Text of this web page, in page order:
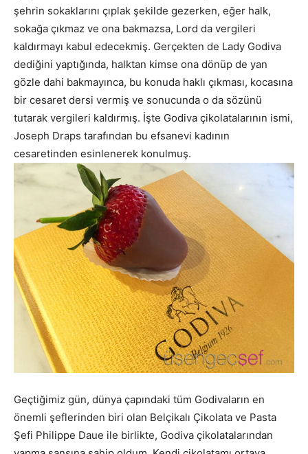
şehrin sokaklarını çıplak şekilde gezerken, eğer halk,
sokağa çıkmaz ve ona bakmazsa, Lord da vergileri
kaldırmayı kabul edecekmiş. Gerçekten de Lady Godiva
dediğini yaptığında, halktan kimse ona dönüp de yan
gözle dahi bakmayınca, bu konuda haklı çıkması, kocasına
bir cesaret dersi vermiş ve sonucunda o da sözünü
tutarak vergileri kaldırmış. İşte Godiva çikolatalarının ismi,
Joseph Draps tarafından bu efsanevi kadının
cesaretinden esinlenerek konulmuş.
Geçtiğimiz gün, dünya çapındaki tüm Godivaların en
önemli şeflerinden biri olan Belçikalı Çikolata ve Pasta
Şefi Philippe Daue ile birlikte, Godiva çikolatalarından